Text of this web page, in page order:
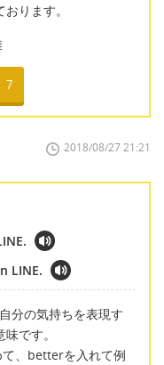
ります。
7
2018/08/27 21:21
LINE.
分の気持ちを表現す
です。
て、betterを入れて例